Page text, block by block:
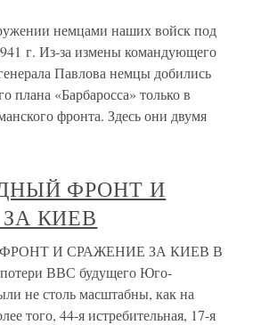
немцами наших войск под
г. Из-за измены командующего
Павлова немцы добились
плана «Барбаросса» только в
фронта. Здесь они двумя
ФРОНТ И
КИЕВ
И СРАЖЕНИЕ ЗА КИЕВ В
ВВС будущего Юго-
не столь масштабны, как на
того, 44-я истребительная, 17-я